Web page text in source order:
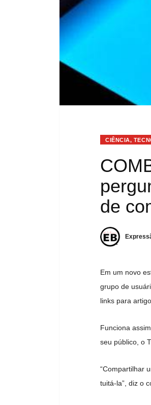
CIÊNCIA,
de
Em um novo
grupo de
links para
Funciona
seu público, o
“Compartilhar
tuitá-la”, diz o